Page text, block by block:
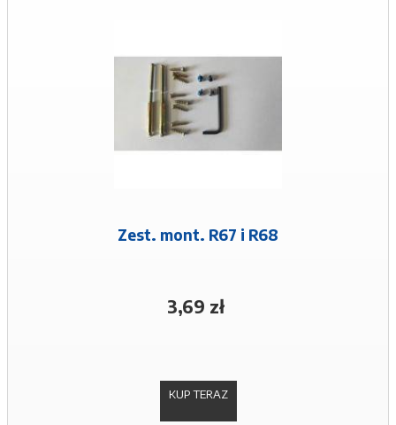
Zest. mont. R67 i R68
3,69 zł
KUP TERAZ